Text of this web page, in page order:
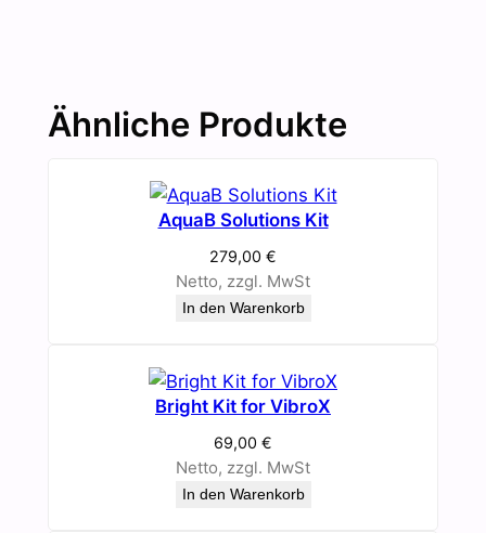
Ähnliche Produkte
AquaB Solutions Kit
279,00 €
Netto, zzgl. MwSt
In den Warenkorb
Bright Kit for VibroX
69,00 €
Netto, zzgl. MwSt
In den Warenkorb